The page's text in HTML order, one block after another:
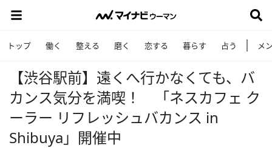
トップ 働く 整える 磨く 恋する 暮らす 占う メ
【渋谷駅前】遠くへ行かなくても、バ
カンス気分を満喫！ 「ネスカフェ ク
ーラー リフレッシュバカンス in
Shibuya」開催中